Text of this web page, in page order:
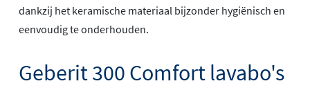
dankzij het keramische materiaal bijzonder hygiënisch en
eenvoudig te onderhouden.
Geberit 300 Comfort lavabo's